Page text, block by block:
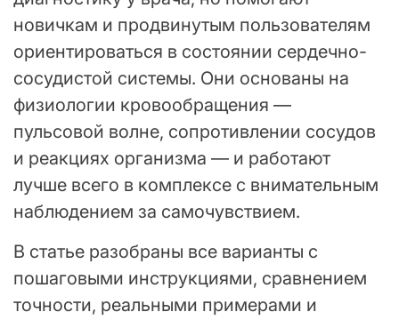
новичкам и продвинутым пользователям
ориентироваться в состоянии сердечно-
сосудистой системы. Они основаны на
физиологии кровообращения —
пульсовой волне, сопротивлении сосудов
и реакциях организма — и работают
лучше всего в комплексе с внимательным
наблюдением за самочувствием.
В статье разобраны все варианты с
пошаговыми инструкциями, сравнением
точности, реальными примерами и